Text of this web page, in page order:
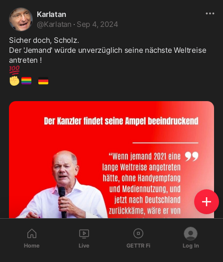
Karlatan
@Karlatan · Sep 4, 2024
Sicher doch, Scholz.
Der 'Jemand' würde unverzüglich seine nächste Weltreise
💯
✊ 🏳️‍🌈 🇩🇪
Home Live GETTR Fi Log In